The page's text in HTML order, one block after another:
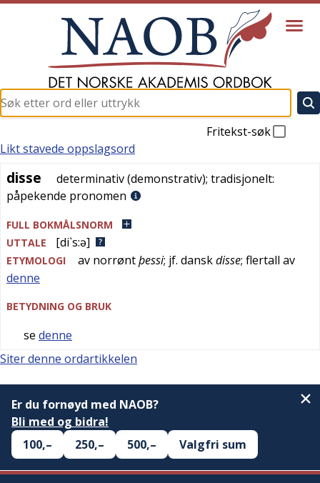
Fritekst-søk
disse
Likt stavede oppslagsord
disse determinativ (demonstrativ); tradisjonelt:
påpekende pronomen
FULL BOKMÅLSNORM
UTTALE
[di`s:ə]
ETYMOLOGI av norrøntþessi; jf. danskdisse; flertall av
denne
BETYDNING OG BRUK
se denne
Siter denne ordartikkelen
Er du fornøyd med NAOB?
Bli med og bidra!
100,–
250,– 500,– Valgfri sum